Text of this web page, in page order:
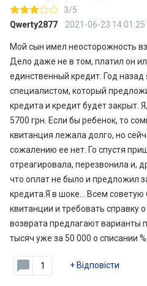
3/5
Qwerty2877
2021-06-23 14:01:25
Мой сын имел неосторожность
Дело даже не в том, платил он
единственный кредит. Год назад
специалистом, который
кредита и кредит будет закрыт.
5700 грн. Если бы ребенок, то
квитанция лежала долго, но
сожалению ее нет. Го спустя
отреагировала, перезвонила и,
что оплат не было и предложил
кредита.Я в шоке… Всем советую
квитанции и требовать справку
возврата предлагают варианты
тысяч уже за 50 000 о списании %
1 + Відповісти